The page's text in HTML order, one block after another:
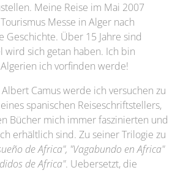
Meine Reise im Mai 2007
Messe in Alger nach
Geschichte. Über 15 Jahre sind
wird sich getan haben. Ich bin
ich vorfinden werde!
Camus werde ich versuchen zu
spanischen Reiseschriftstellers,
Bücher mich immer faszinierten und
erhältlich sind. Zu seiner Trilogie zu
ño de Africa", "Vagabundo en Africa"
de Africa". Uebersetzt, die